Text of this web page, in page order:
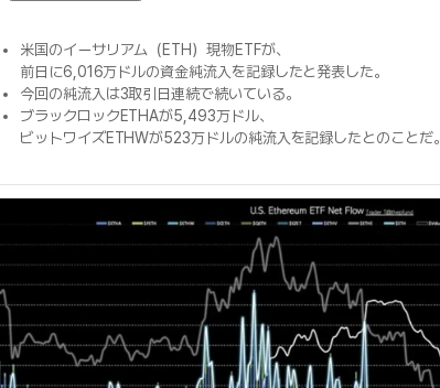
米国のイーサリアム（ETH）現物ETFが、
前日に6,016万ドルの資金純流入を記録したと発表した。
今回の純流入は3取引日連続で続いている。
ブラックロックETHAが5,493万ドル、
ビットワイズETHWが523万ドルの純流入を記録したとのことだ。